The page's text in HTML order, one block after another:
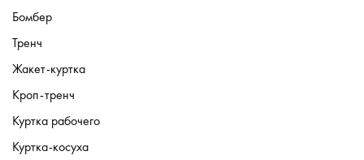
Бомбер
Тренч
Жакет-куртка
Кроп-тренч
Куртка рабочего
Куртка-косуха